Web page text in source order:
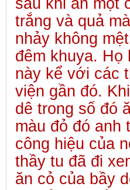
sau khi ăn một
trắng và quả
nhảy không
đêm khuya. Họ
này kể với các
viện gần đó.
dê trong số đó
màu đỏ đó anh
công hiệu của
thầy tu đã đi
ăn cỏ của bầy